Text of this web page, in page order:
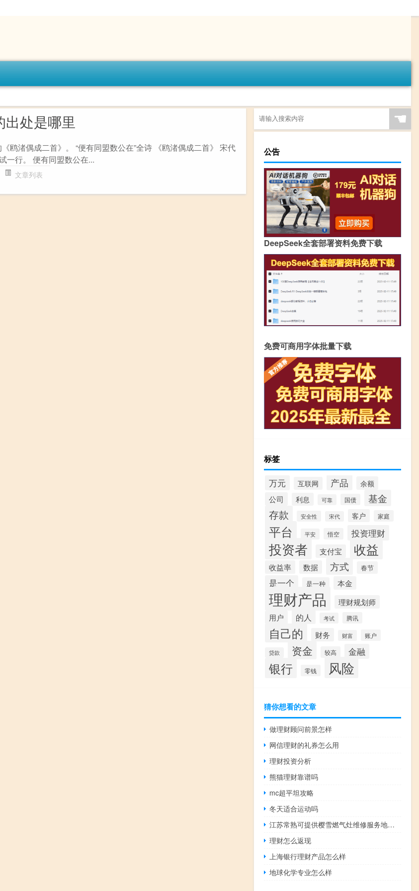
出处是哪里
鸥渚偶成二首》。 “便有同盟数公在”全诗 《鸥渚偶成二首》 宋代
一行。 便有同盟数公在...
文章列表
☚
公告
DeepSeek全套部署资料免费下载
免费可商用字体批量下载
标签
万元 互联网 产品
余额
公司
利息 可靠 国债 基金
存款 安全性 宋代 客户 家庭
平台 平安 悟空 投资理财
投资者 支付宝 收益
收益率 数据 方式 春节
是一个 是一种 本金
理财产品
理财规划师
用户
的人 考试 腾讯
自己的 财务 财富 账户
贷款 资金 较高 金融
银行 零钱 风险
猜你想看的文章
做理财顾问前景怎样
网信理财的礼券怎么用
理财投资分析
熊猫理财靠谱吗
mc超平坦攻略
冬天适合运动吗
江苏常熟可提供樱雪燃气灶维修服务地址在哪
理财怎么返现
上海银行理财产品怎么样
地球化学专业怎么样